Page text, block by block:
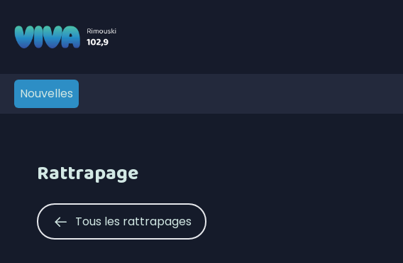
Nouvelles
Rattrapage
Tous les rattrapages